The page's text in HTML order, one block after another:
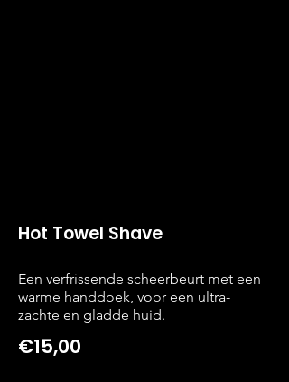
Hot Towel Shave
Een verfrissende scheerbeurt met een
warme handdoek, voor een ultra-
zachte en gladde huid.
€15,00